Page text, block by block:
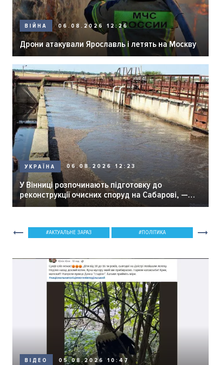
ВІЙНА 06.08.2026 12:26
Дрони атакували Ярославль і летять на Москву
УКРАЇНА 06.08.2026 12:23
У Вінниці розпочинають підготовку до
реконструкції очисних споруд на Сабарові, —
мер Вінниці.
АКТУАЛЬНЕ ЗАРАЗ ПОЛІТИКА
ВІДЕО 05.08.2026 10:47